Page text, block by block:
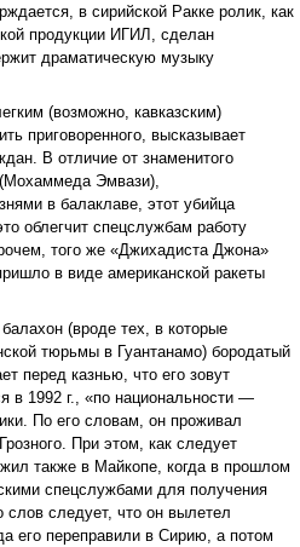
в сирийской Ракке ролик, как
продукции ИГИЛ, сделан
драматическую музыку
(возможно, кавказским)
приговоренного, высказывает
В отличие от знаменитого
Эмвази),
в балаклаве, этот убийца
облегчит спецслужбам работу
того же «Джихадиста Джона»
в виде американской ракеты
(вроде тех, в которые
тюрьмы в Гуантанамо) бородатый
перед казнью, что его зовут
в 1992 г., «по национальности —
По его словам, он проживал
При этом, как следует
жил также в Майкопе, когда в прошлом
спецслужбами для получения
следует, что он вылетел
его переправили в Сирию, а потом